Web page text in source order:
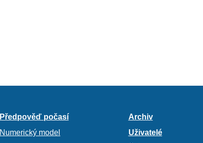
Předpověď počasí
Numerický model
Archiv
Uživatelé